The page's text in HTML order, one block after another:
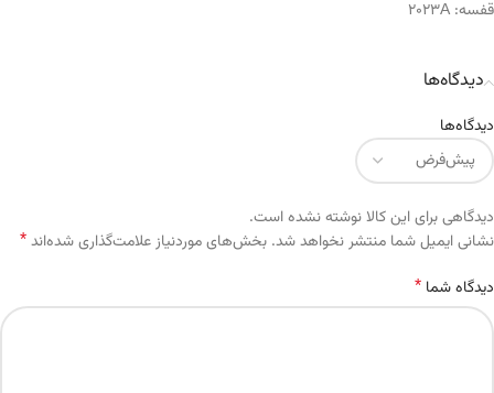
قفسه: 2023A
دیدگاه‌ها
دیدگاه‌ها
دیدگاهی برای این کالا نوشته نشده است.
نشانی ایمیل شما منتشر نخواهد شد. بخش‌های موردنیاز علامت‌گذاری شده‌اند*
دیدگاه شما *
Alternative: